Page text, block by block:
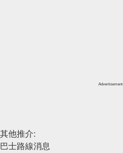
Advertisement
其他推介:
巴士路線消息